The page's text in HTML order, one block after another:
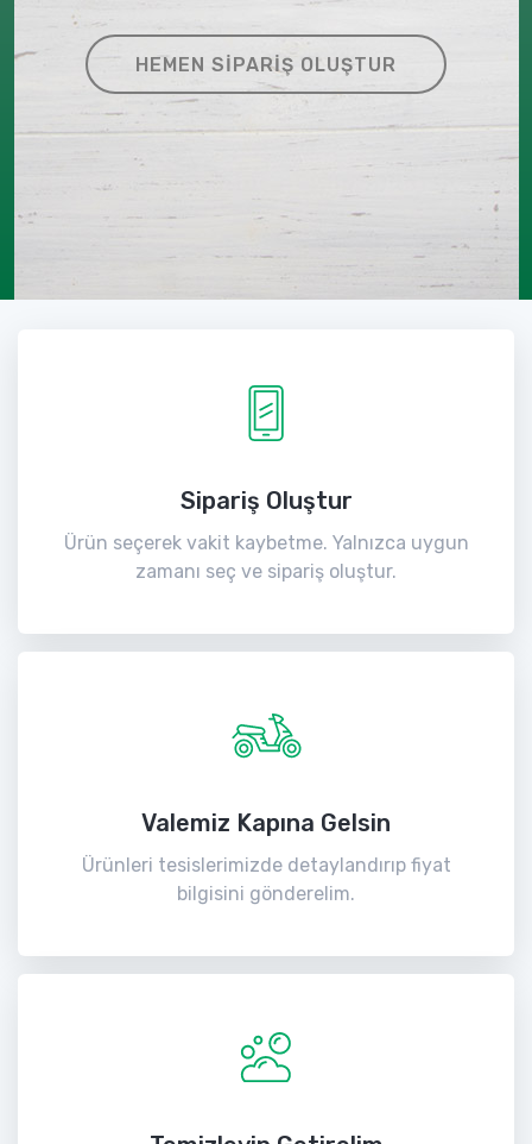
HEMEN SIPARIŞ OLUŞTUR
Sipariş Oluştur
Ürün seçerek vakit kaybetme. Yalnızca uygun
zamanı seç ve sipariş oluştur.
Valemiz Kapına Gelsin
Ürünleri tesislerimizde detaylandırıp fiyat
bilgisini gönderelim.